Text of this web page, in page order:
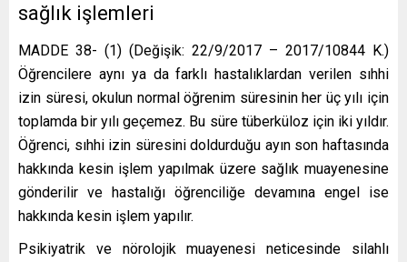
sağlık işlemleri
MADDE 38- (1) (Değişik: 22/9/2017 – 2017/10844 K.)
Öğrencilere aynı ya da farklı hastalıklardan verilen sıhhi
izin süresi, okulun normal öğrenim süresinin her üç yılı için
toplamda bir yılı geçemez. Bu süre tüberküloz için iki yıldır.
Öğrenci, sıhhi izin süresini doldurduğu ayın son haftasında
hakkında kesin işlem yapılmak üzere sağlık muayenesine
gönderilir ve hastalığı öğrenciliğe devamına engel ise
hakkında kesin işlem yapılır.
Psikiyatrik ve nörolojik muayenesi neticesinde silahlı